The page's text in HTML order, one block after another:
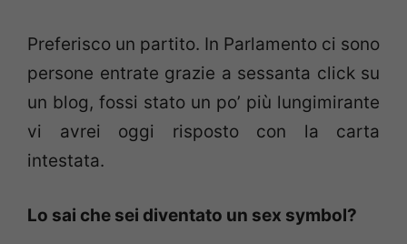
Preferisco un partito. In Parlamento ci sono
persone entrate grazie a sessanta click su
un blog, fossi stato un po’ più lungimirante
vi avrei oggi risposto con la carta
intestata.
Lo sai che sei diventato un sex symbol?